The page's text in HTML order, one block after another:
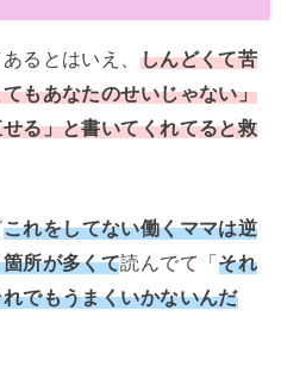
るとはいえ、 しんどくて苦
もあなたのせいじゃない」
る」と書いてくれてると救
これをしてない働くママは逆
所が多くて読んでて「それ
でもうまくいかないんだ